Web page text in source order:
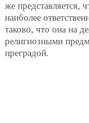
же представляется,
наиболее
таково, что она на
религиозными
преградой.